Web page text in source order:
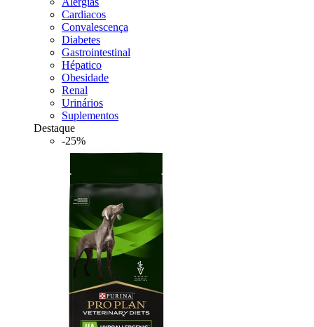
Cardiacos
Convalescença
Diabetes
Gastrointestinal
Hépatico
Obesidade
Renal
Urinários
Suplementos
Destaque
-25%